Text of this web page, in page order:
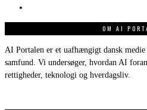
OM AI
AI Portalen er et uafhængigt dansk
samfund. Vi undersøger, hvordan AI
rettigheder, teknologi og hverdagsliv.